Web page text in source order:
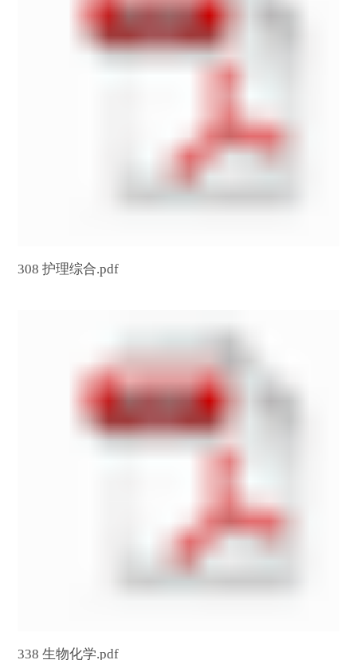
第 4 页
308 护理综合.pdf
338 生物化学.pdf